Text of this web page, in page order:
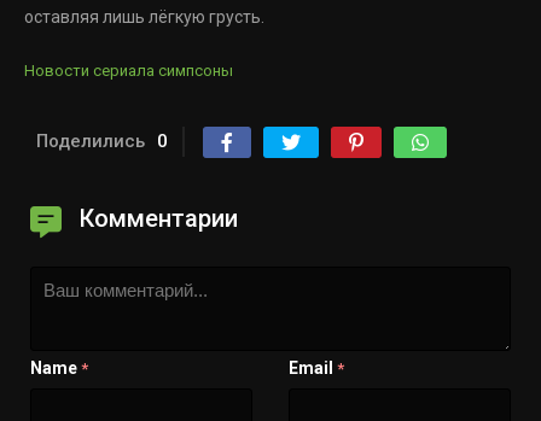
оставляя лишь лёгкую грусть.
Новости сериала симпсоны
Поделились 0
Комментарии
Name * Email *